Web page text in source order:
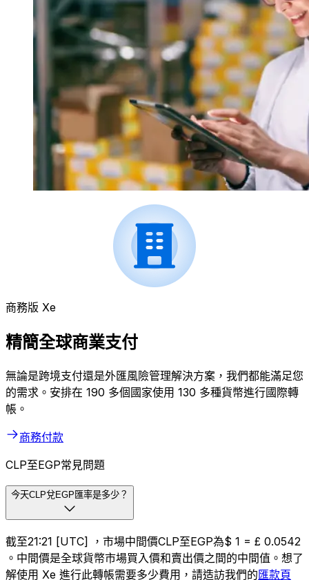
商務版 Xe
精簡全球商業支付
無論是跨境支付還是外匯風險管理解決方案，我們都能滿足您
的需求。安排在 190 多個國家使用 130 多種貨幣進行國際轉
帳。
商務付款
CLP至EGP常見問題
今天CLP兌EGP匯率是多少？
截至21:21 [UTC] ，市場中間價CLP至EGP為$ 1 = £ 0.0542
。中間價是全球貨幣市場買入價和賣出價之間的中間值。想了
解使用 Xe 進行此轉帳需要多少費用，請造訪我們的匯款頁